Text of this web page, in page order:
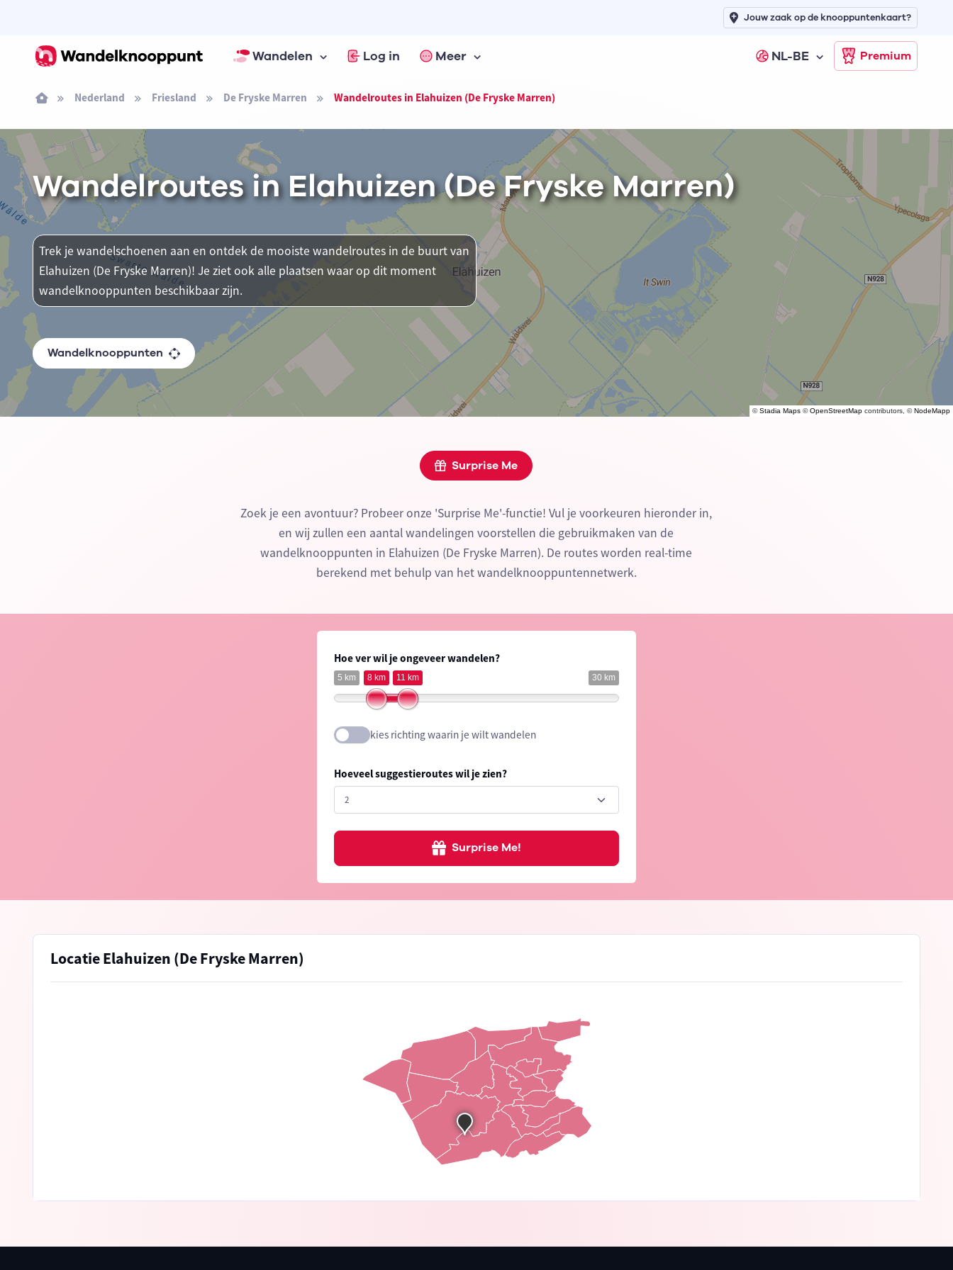
Wandelen Log in Meer NL-BE Premium
Jouw zaak op de knooppuntenkaart?
Nederland Friesland De Fryske Marren Wandelroutes in Elahuizen (De Fryske Marren)
©Stadia Maps ©OpenStreetMap contributors, ©NodeMapp
Wandelroutes in Elahuizen (De Fryske Marren)
Trek je wandelschoenen aan en ontdek de mooiste wandelroutes in de buurt van
Elahuizen (De Fryske Marren)! Je ziet ook alle plaatsen waar op dit moment
wandelknooppunten beschikbaar zijn.
Wandelknooppunten
Surprise Me
Zoek je een avontuur? Probeer onze 'Surprise Me'-functie! Vul je voorkeuren hieronder in,
en wij zullen een aantal wandelingen voorstellen die gebruikmaken van de
wandelknooppunten in Elahuizen (De Fryske Marren). De routes worden real-time
berekend met behulp van het wandelknooppuntennetwerk.
Hoe ver wil je ongeveer wandelen?
5 km 30 km
8 km 11 km
kies richting waarin je wilt wandelen
Hoeveel suggestieroutes wil je zien?
Surprise Me!
Locatie Elahuizen (De Fryske Marren)